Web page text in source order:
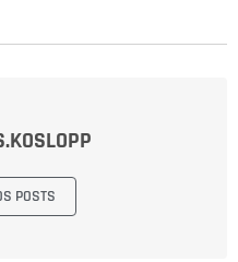
POSTS